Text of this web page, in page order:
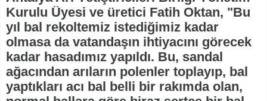
Kurulu Üyesi ve üretici Fatih Oktan, "Bu
yıl bal rekoltemiz istediğimiz kadar
olmasa da vatandaşın ihtiyacını görecek
kadar hasadımız yapıldı. Bu, sandal
ağacından arıların polenler toplayıp, bal
yaptıkları acı bal belli bir rakımda olan,